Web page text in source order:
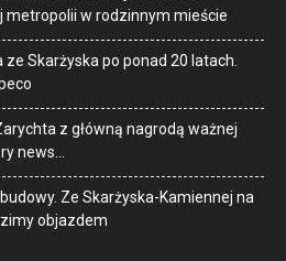
metropolii w rodzinnym mieście
Skarżyska po ponad 20 latach.
z główną nagrodą ważnej
news…
Ze Skarżyska-Kamiennej na
objazdem